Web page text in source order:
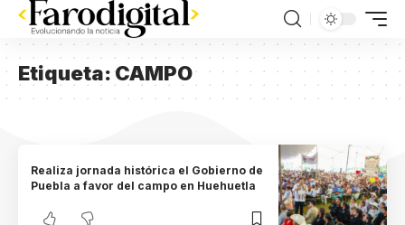
Etiqueta:CAMPO
Realiza jornada histórica el Gobierno de
Puebla a favor del campo en Huehuetla